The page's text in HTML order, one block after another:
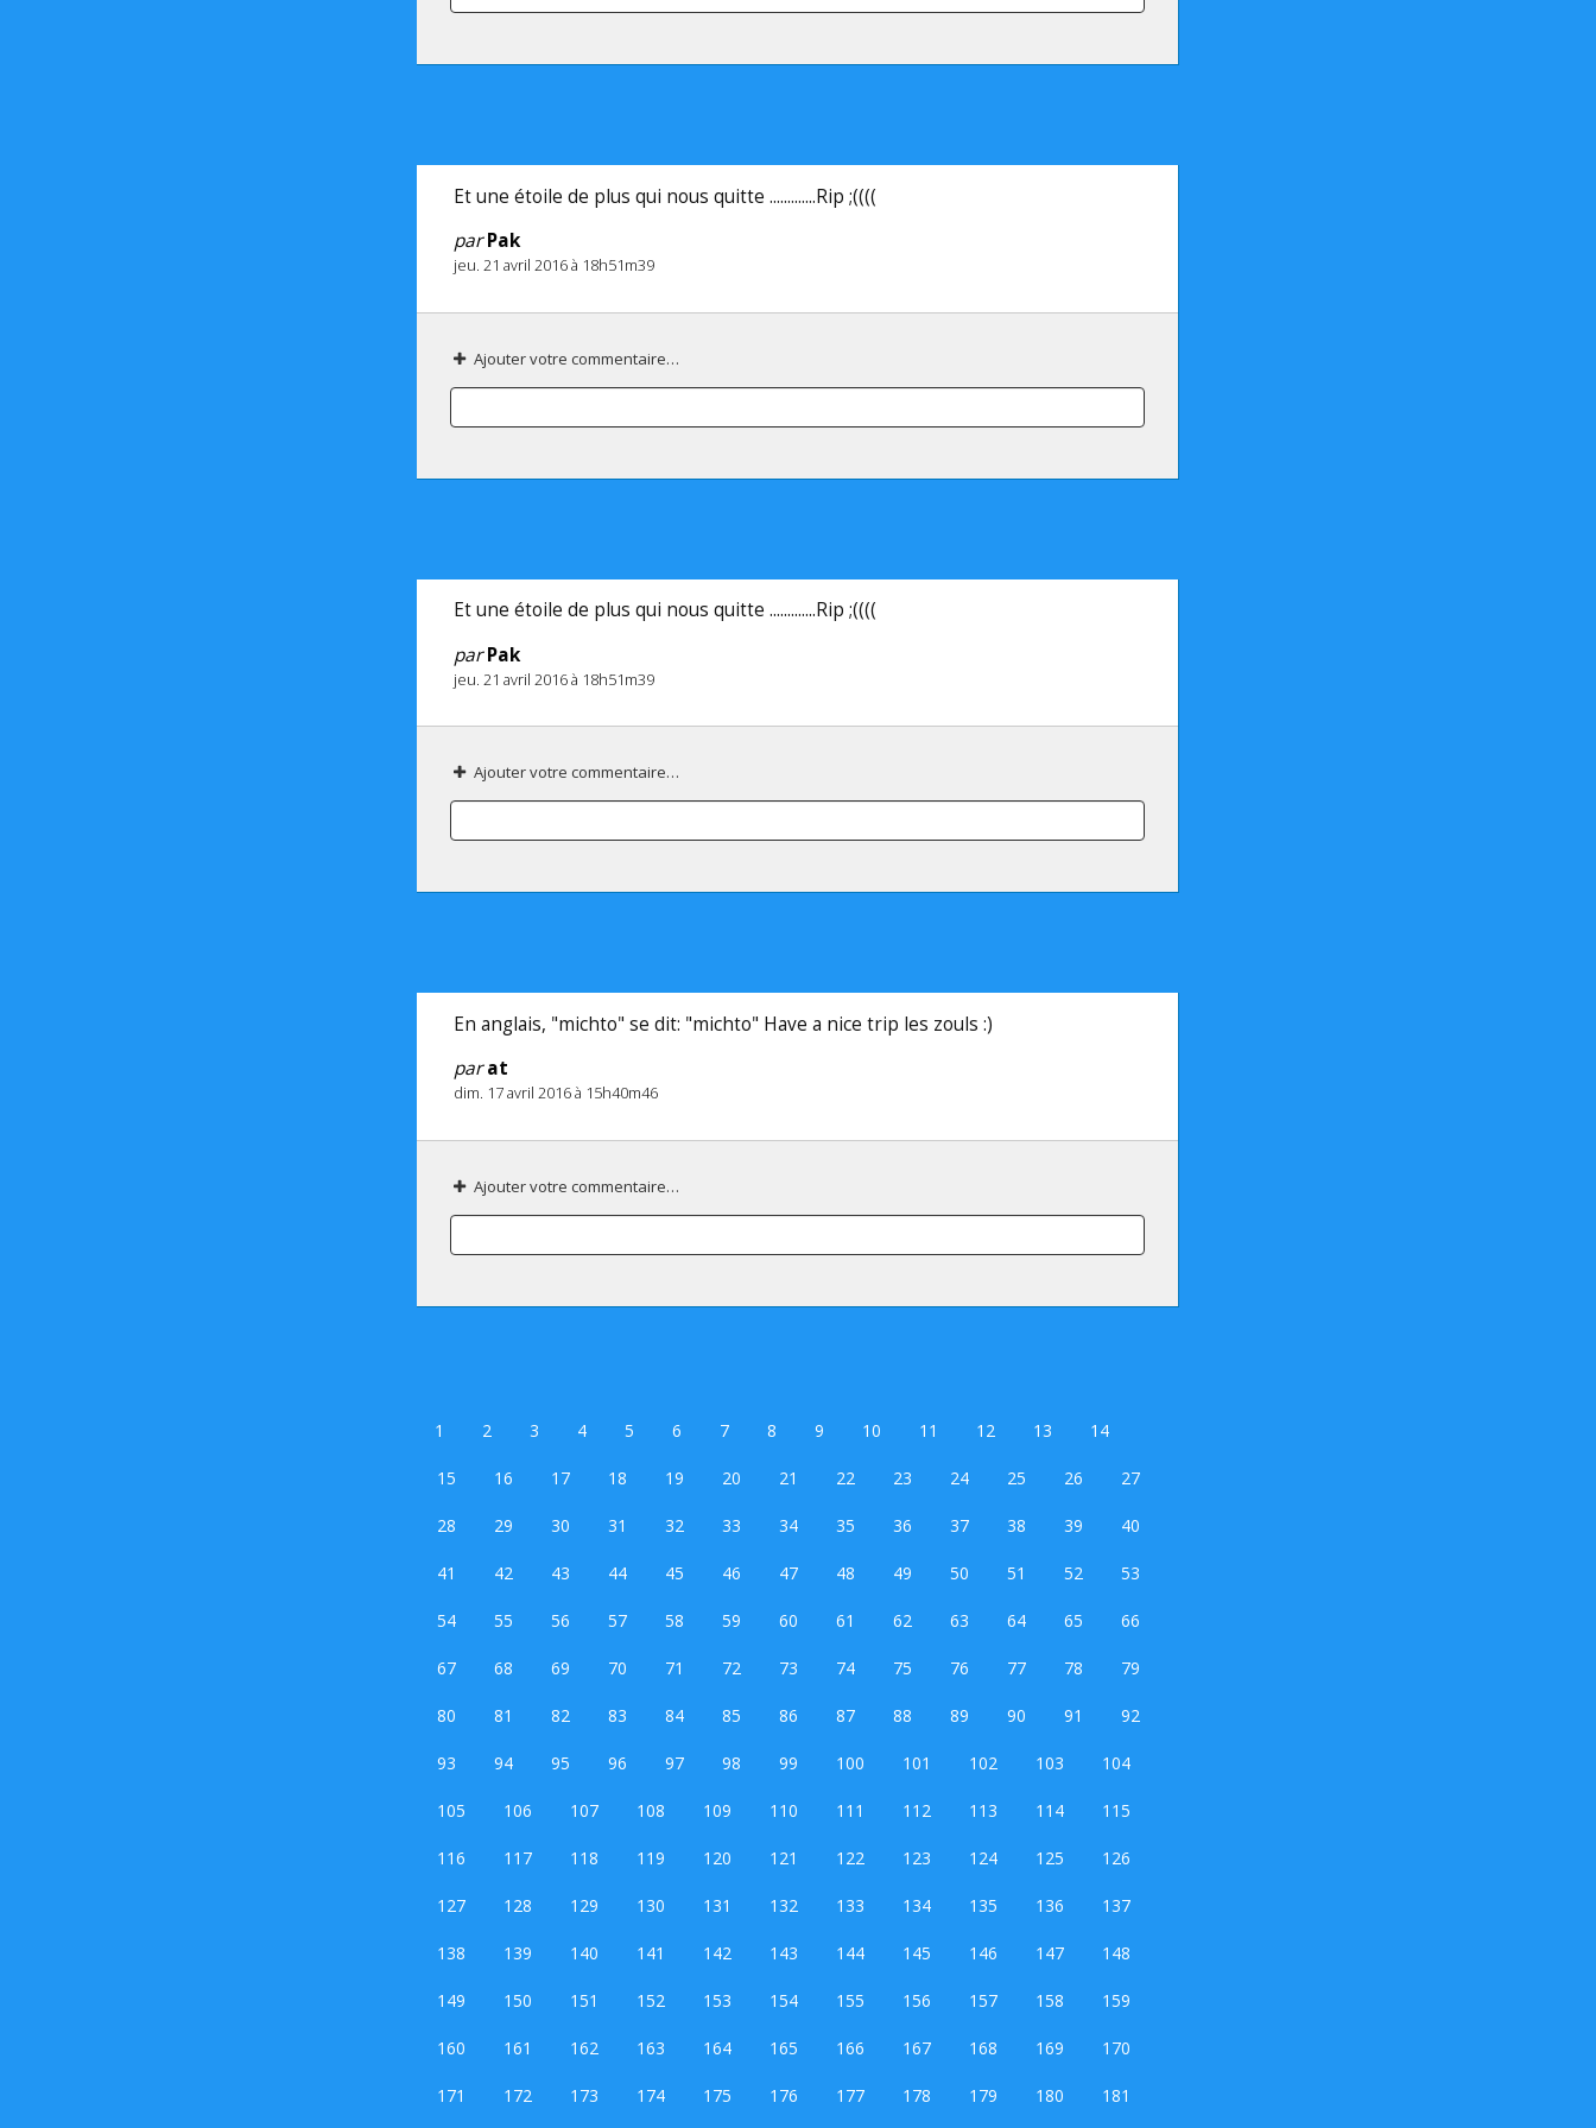
Et une étoile de plus qui nous quitte .............Rip ;((((
parPak
jeu. 21 avril 2016 à 18h51m39
Ajouter votre commentaire…
Et une étoile de plus qui nous quitte .............Rip ;((((
parPak
jeu. 21 avril 2016 à 18h51m39
Ajouter votre commentaire…
En anglais, "michto" se dit: "michto" Have a nice trip les zouls :)
parat
dim. 17 avril 2016 à 15h40m46
Ajouter votre commentaire…
1 2 3 4 5 6 7 8 9 10 11 12 13 14
15 16 17 18 19 20 21 22 23 24 25 26 27
28 29 30 31 32 33 34 35 36 37 38 39 40
41 42 43 44 45 46 47 48 49 50 51 52 53
54 55 56 57 58 59 60 61 62 63 64 65 66
67 68 69 70 71 72 73 74 75 76 77 78 79
80 81 82 83 84 85 86 87 88 89 90 91 92
93 94 95 96 97 98 99 100 101 102 103 104
105 106 107 108 109 110 111 112 113 114 115
116 117 118 119 120 121 122 123 124 125 126
127 128 129 130 131 132 133 134 135 136 137
138 139 140 141 142 143 144 145 146 147 148
149 150 151 152 153 154 155 156 157 158 159
160 161 162 163 164 165 166 167 168 169 170
171 172 173 174 175 176 177 178 179 180 181